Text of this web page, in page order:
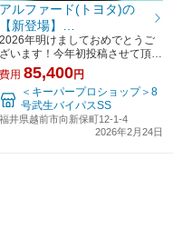
アルファード(トヨタ)の
【新登場】
DIA2KeePer（ダイヤ2キ
ーパー)
2026年明けましておめでとうご
ざいます！今年初投稿させて頂く
車両はトヨタ アルファード で
す！30系からモデルチェンジを
果たし内外装ともに現代的なフォ
ルムになりました！見た目のカッ
コよさは流石としか
費用 85,400円
＜キーパープロショップ＞8
号武生バイパスSS
福井県越前市向新保町12-1-4
2026年2月24日